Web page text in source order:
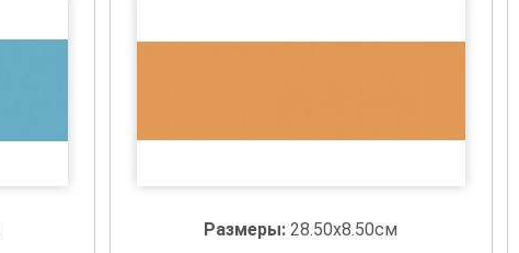
Размеры:28.50x8.50см